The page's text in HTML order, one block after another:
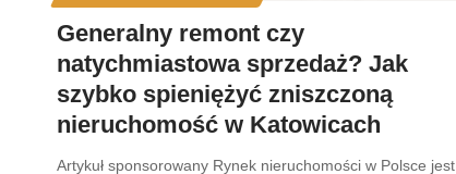
Generalny remont czy
natychmiastowa sprzedaż? Jak
szybko spieniężyć zniszczoną
nieruchomość w Katowicach
Artykuł sponsorowany Rynek nieruchomości w Polsce jest